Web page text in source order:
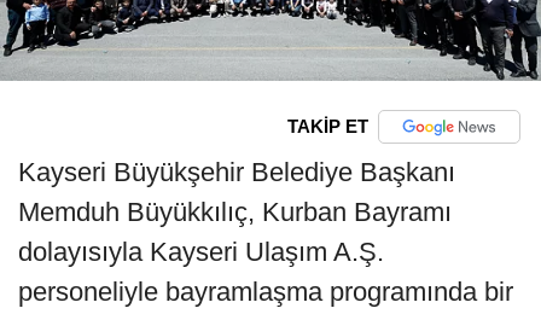
TAKİP ET
Kayseri Büyükşehir Belediye Başkanı
Memduh Büyükkılıç, Kurban Bayramı
dolayısıyla Kayseri Ulaşım A.Ş.
personeliyle bayramlaşma programında bir